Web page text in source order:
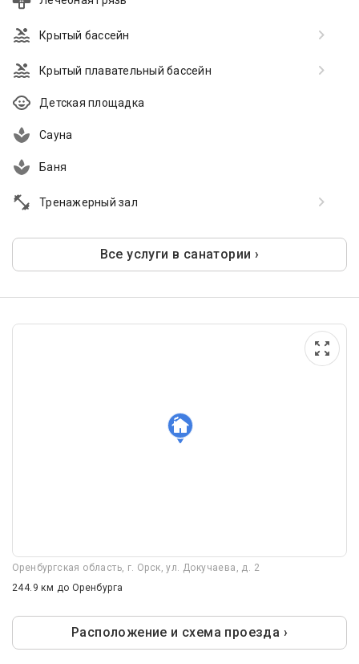
Крытый бассейн
Крытый плавательный бассейн
Детская площадка
Сауна
Баня
Тренажерный зал
Все услуги в санатории ›
Оренбургская область, г. Орск, ул. Докучаева, д. 2
244.9 км до Оренбурга
Расположение и схема проезда ›